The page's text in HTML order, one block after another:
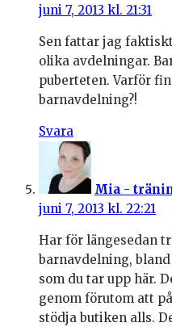
juni 7, 2013 kl. 21:31
Sen fattar jag
olika avdelningar.
puberteten. Varför
barnavdelning?!
Svara
Mia -
juni 7, 2013 kl. 22:21
Har för längesedan
barnavdelning,
som du tar upp här.
genom förutom att
stödja butiken alls.